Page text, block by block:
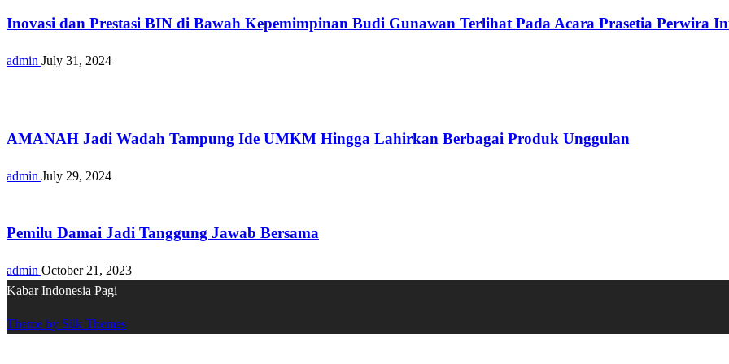
Inovasi dan Prestasi BIN di Bawah Kepemimpinan Budi Gunawan Terlihat Pada Acara Prasetia Perwira
admin July 31, 2024
AMANAH Jadi Wadah Tampung Ide UMKM Hingga Lahirkan Berbagai Produk Unggulan
admin July 29, 2024
Pemilu Damai Jadi Tanggung Jawab Bersama
admin October 21, 2023
Kabar Indonesia Pagi
Theme by Silk Themes